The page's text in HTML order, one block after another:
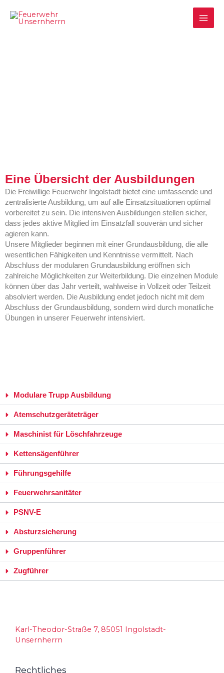
Inhalt
springen
Eine Übersicht der Ausbildungen
Die Freiwillige Feuerwehr Ingolstadt bietet eine umfassende und
zentralisierte Ausbildung, um auf alle Einsatzsituationen optimal
vorbereitet zu sein. Die intensiven Ausbildungen stellen sicher,
dass jedes aktive Mitglied im Einsatzfall souverän und sicher
agieren kann.
Unsere Mitglieder beginnen mit einer Grundausbildung, die alle
wesentlichen Fähigkeiten und Kenntnisse vermittelt. Nach
Abschluss der modularen Grundausbildung eröffnen sich
zahlreiche Möglichkeiten zur Weiterbildung. Die einzelnen Module
können über das Jahr verteilt, wahlweise in Vollzeit oder Teilzeit
absolviert werden. Die Ausbildung endet jedoch nicht mit dem
Abschluss der Grundausbildung, sondern wird durch monatliche
Übungen in unserer Feuerwehr intensiviert.
Modulare Trupp Ausbildung
Atemschutzgeräteträger
Maschinist für Löschfahrzeuge
Kettensägenführer
Führungsgehilfe
Feuerwehrsanitäter
PSNV-E
Absturzsicherung
Gruppenführer
Zugführer
Karl-Theodor-Straße 7, 85051 Ingolstadt-
Unsernherrn
Rechtliches